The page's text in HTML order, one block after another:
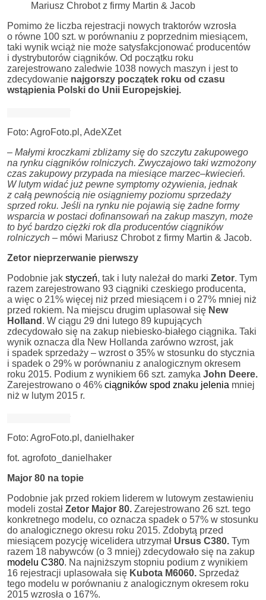
Mariusz Chrobot z firmy Martin & Jacob
Pomimo że liczba rejestracji nowych traktorów wzrosła
o równe 100 szt. w porównaniu z poprzednim miesiącem,
taki wynik wciąż nie może satysfakcjonować producentów
i dystrybutorów ciągników. Od początku roku
zarejestrowano zaledwie 1038 nowych maszyn i jest to
zdecydowanie najgorszy początek roku od czasu
wstąpienia Polski do Unii Europejskiej.
Foto: AgroFoto.pl, AdeXZet
– Małymi kroczkami zbliżamy się do szczytu zakupowego
na rynku ciągników rolniczych. Zwyczajowo taki wzmożony
czas zakupowy przypada na miesiące marzec–kwiecień.
W lutym widać już pewne symptomy ożywienia, jednak
z całą pewnością nie osiągniemy poziomu sprzedaży
sprzed roku. Jeśli na rynku nie pojawią się żadne formy
wsparcia w postaci dofinansowań na zakup maszyn, może
to być bardzo ciężki rok dla producentów ciągników
rolniczych – mówi Mariusz Chrobot z firmy Martin & Jacob.
Zetor nieprzerwanie pierwszy
Podobnie jak styczeń, tak i luty należał do marki Zetor. Tym
razem zarejestrowano 93 ciągniki czeskiego producenta,
a więc o 21% więcej niż przed miesiącem i o 27% mniej niż
przed rokiem. Na miejscu drugim uplasował się New
Holland . W ciągu 29 dni lutego 89 kupujących
zdecydowało się na zakup niebiesko-białego ciągnika. Taki
wynik oznacza dla New Hollanda zarówno wzrost, jak
i spadek sprzedaży – wzrost o 35% w stosunku do stycznia
i spadek o 29% w porównaniu z analogicznym okresem
roku 2015. Podium z wynikiem 66 szt. zamyka John Deere.
Zarejestrowano o 46% ciągników spod znaku jelenia mniej
niż w lutym 2015 r.
Foto: AgroFoto.pl, danielhaker
fot. agrofoto_danielhaker
Major 80 na topie
Podobnie jak przed rokiem liderem w lutowym zestawieniu
modeli został Zetor Major 80. Zarejestrowano 26 szt. tego
konkretnego modelu, co oznacza spadek o 57% w stosunku
do analogicznego okresu roku 2015. Zdobytą przed
miesiącem pozycję wicelidera utrzymał Ursus C380. Tym
razem 18 nabywców (o 3 mniej) zdecydowało się na zakup
modelu C380. Na najniższym stopniu podium z wynikiem
16 rejestracji uplasowała się Kubota M6060. Sprzedaż
tego modelu w porównaniu z analogicznym okresem roku
2015 wzrosła o 167%.